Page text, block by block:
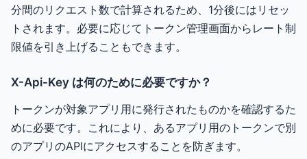
分間のリクエスト数で計算されるため、1分後にはリセッ
トされます。必要に応じてトークン管理画面からレート制
限値を引き上げることもできます。
X-Api-Key は何のために必要ですか？
トークンが対象アプリ用に発行されたものかを確認するた
めに必要です。これにより、あるアプリ用のトークンで別
のアプリのAPIにアクセスすることを防ぎます。